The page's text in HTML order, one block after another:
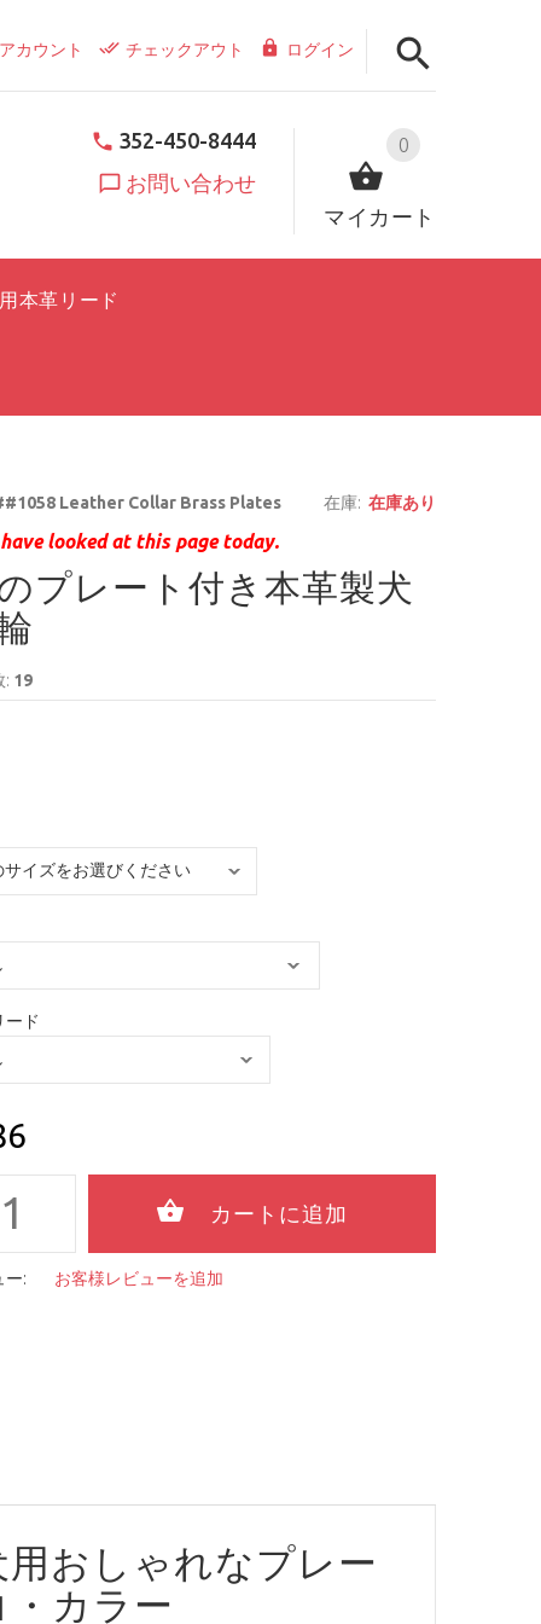
カウント チェックアウト ログイン
0
マイカート
352-450-8444
お問い合わせ
本革リード
Leather Collar Brass Plates 在庫: 在庫あり
looked at this page today.
プレート付き本革製犬
: 19
ード
ー: お客様レビューを追加
おしゃれなプレー
カラー